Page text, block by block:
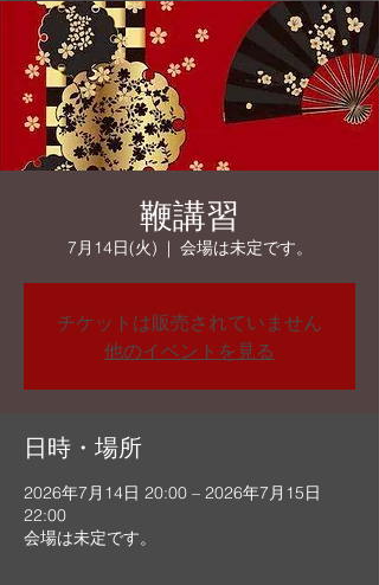
鞭講習
7月14日(火)
  |
会場は未定です。
チケットは販売されていません
他のイベントを見る
日時・場所
2026年7月14日 20:00 – 2026年7月15日
22:00
会場は未定です。